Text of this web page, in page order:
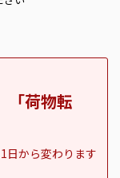
「荷物転
日から変わります